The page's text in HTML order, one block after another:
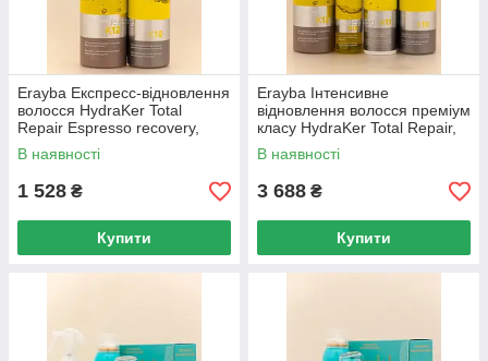
Erayba Експресс-відновлення
волосся HydraKer Total
Repair Espresso recovery,
Набір
В наявності
1 528 ₴
Купити
Erayba Інтенсивне
відновлення волосся преміум
класу HydraKer Total Repair,
Набір
В наявності
3 688 ₴
Купити